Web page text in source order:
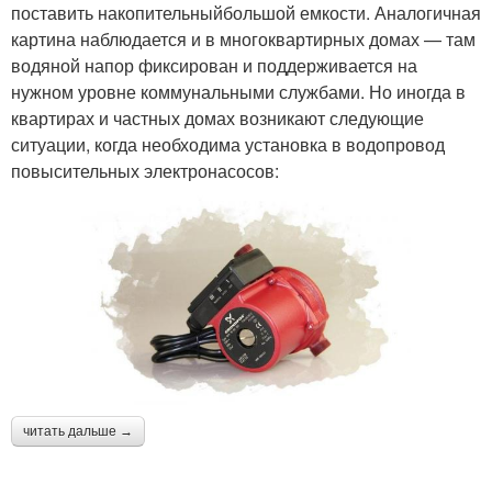
поставить накопительныйбольшой емкости. Аналогичная
картина наблюдается и в многоквартирных домах — там
водяной напор фиксирован и поддерживается на
нужном уровне коммунальными службами. Но иногда в
квартирах и частных домах возникают следующие
ситуации, когда необходима установка в водопровод
повысительных электронасосов:
читать дальше →